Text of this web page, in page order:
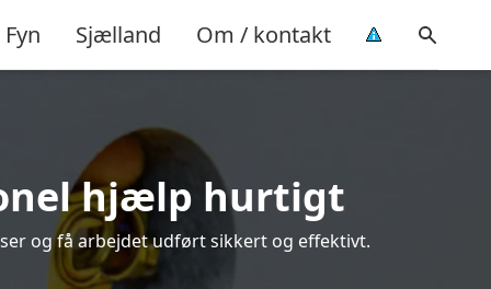
Fyn Sjælland Om / kontakt
hjælp hurtigt
og få arbejdet udført sikkert og effektivt.